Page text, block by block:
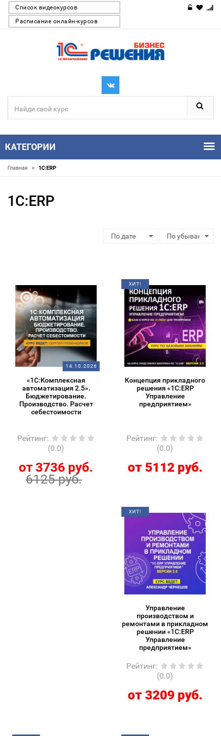
Список видеокурсов
Расписание онлайн-курсов
КАТЕГОРИИ
Главная » 1С:ERP
1С:ERP
14.10.2026
«1С:Комплексная
автоматизация 2.5».
Бюджетирование.
Производство. Расчет
себестоимости
Рейтинг:
(0.0)
от 3736 руб.
6125 руб.
ХИТ!
Концепция прикладного
решения «1С:ERP
Управление
предприятием»
Рейтинг:
(0.0)
от 5112 руб.
ХИТ!
Управление
производством и
ремонтами в прикладном
решении «1С:ERP
Управление
предприятием»
Рейтинг:
(0.0)
от 3209 руб.